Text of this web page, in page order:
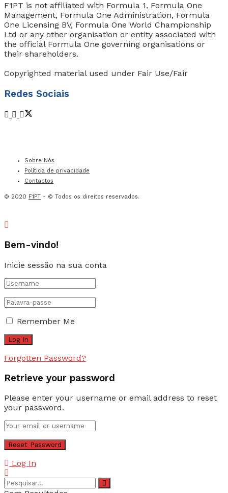
F1PT is not affiliated with Formula 1, Formula One
Management, Formula One Administration, Formula
One Licensing BV, Formula One World Championship
Ltd or any other organisation or entity associated with
the official Formula One governing organisations or
their shareholders.
Copyrighted material used under Fair Use/Fair
Redes Sociais
Sobre Nós
Política de privacidade
Contactos
© 2020 F1PT - © Todos os direitos reservados.
Bem-vindo!
Inicie sessão na sua conta
Remember Me
Forgotten Password?
Retrieve your password
Please enter your username or email address to reset
your password.
Log In